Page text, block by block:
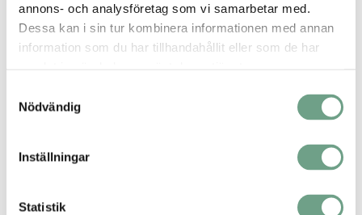
annons- och analysföretag som vi samarbetar med.
Dessa kan i sin tur kombinera informationen med annan
information som du har tillhandahållit eller som de har
Nödvändig
Inställningar
Statistik
Tillverkning av TDI (Toluen-diisocyanat)